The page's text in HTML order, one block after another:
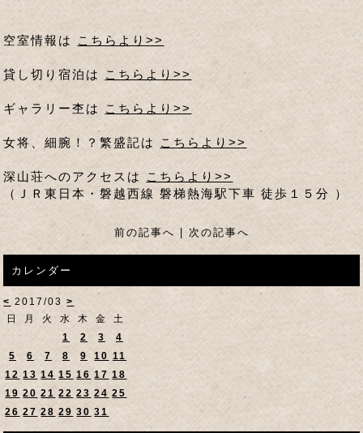
空室情報は こちらより>>
貸し切り宿泊は こちらより>>
ギャラリー杢は こちらより>>
女将、細腕！？繁盛記は こちらより>>
深山荘へのアクセスは こちらより>>
（ＪＲ東日本・磐越西線 磐梯熱海駅下車 徒歩１５分 ）
前の記事へ 次の記事へ
カレンダー
< 2017/03>
日
月 火 水 木 金
土
1
2 3
4
5
6 7 8 9 10 11
12 13 14 15 16 17 18
19 20 21 22 23 24 25
26 27 28 29 30 31